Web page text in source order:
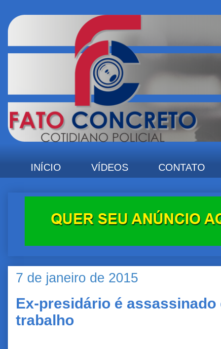
INÍCIO VÍDEOS CONTATO
7 de janeiro de 2015
Ex-presidário é assassinado
trabalho